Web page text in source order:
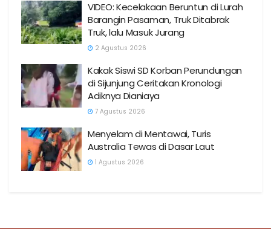
VIDEO: Kecelakaan Beruntun di Lurah
Barangin Pasaman, Truk Ditabrak
Truk, lalu Masuk Jurang
2 Agustus 2026
Kakak Siswi SD Korban Perundungan
di Sijunjung Ceritakan Kronologi
Adiknya Dianiaya
7 Agustus 2026
Menyelam di Mentawai, Turis
Australia Tewas di Dasar Laut
1 Agustus 2026